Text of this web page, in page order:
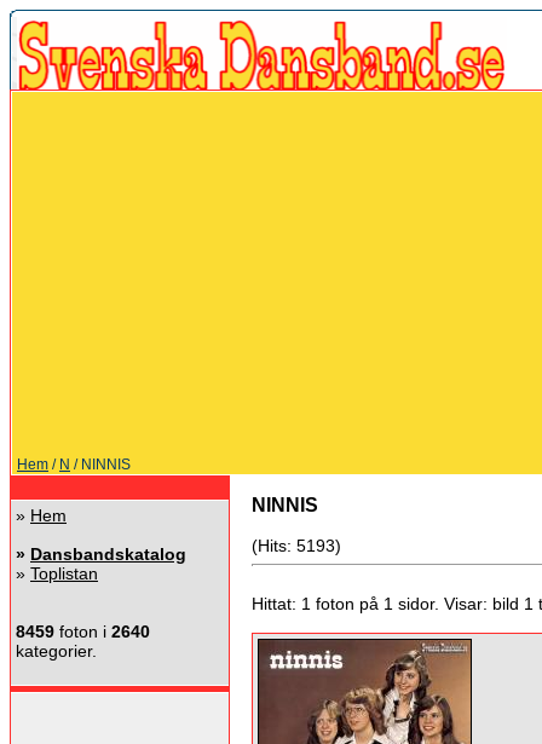
Hem / N / NINNIS
» Hem
» Dansbandskatalog
» Toplistan
8459 foton i 2640
kategorier.
NINNIS
(Hits: 5193)
Hittat: 1 foton på 1 sidor. Visar: bild 1